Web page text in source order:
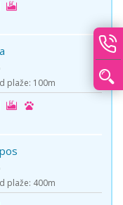
plaže: 100m
plaže: 400m